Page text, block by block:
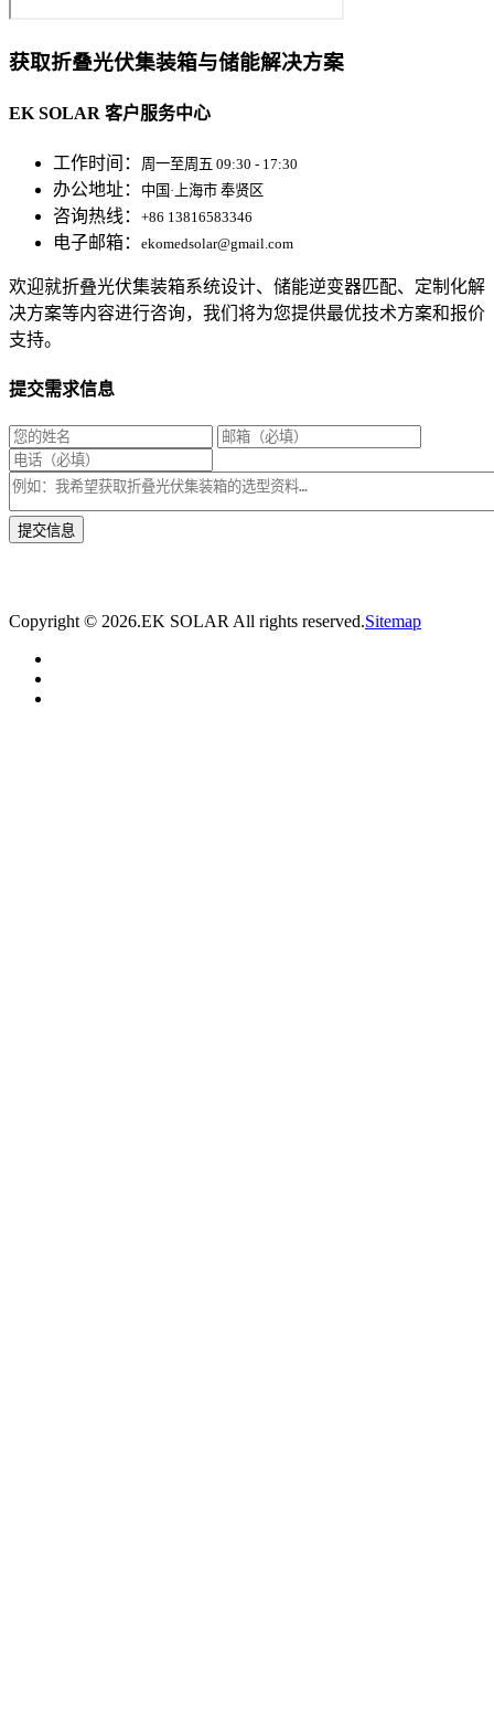
获取折叠光伏集装箱与储能解决方案
EK SOLAR 客户服务中心
工作时间： 周一至周五 09:30 - 17:30
办公地址： 中国·上海市 奉贤区
咨询热线： +86 13816583346
电子邮箱： ekomedsolar@gmail.com
欢迎就折叠光伏集装箱系统设计、储能逆变器匹配、定制化解
决方案等内容进行咨询，我们将为您提供最优技术方案和报价
支持。
提交需求信息
Copyright © 2026.EK SOLAR All rights reserved.Sitemap